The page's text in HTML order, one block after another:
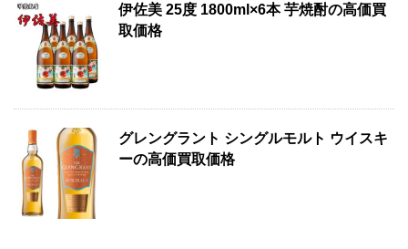
伊佐美 25度 1800ml×6本 芋焼酎の高価買
取価格
グレングラント シングルモルト ウイスキ
ーの高価買取価格